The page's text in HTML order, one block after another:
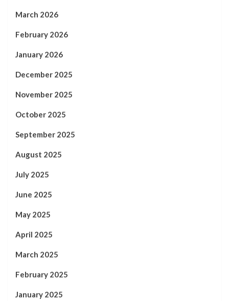
March 2026
February 2026
January 2026
December 2025
November 2025
October 2025
September 2025
August 2025
July 2025
June 2025
May 2025
April 2025
March 2025
February 2025
January 2025